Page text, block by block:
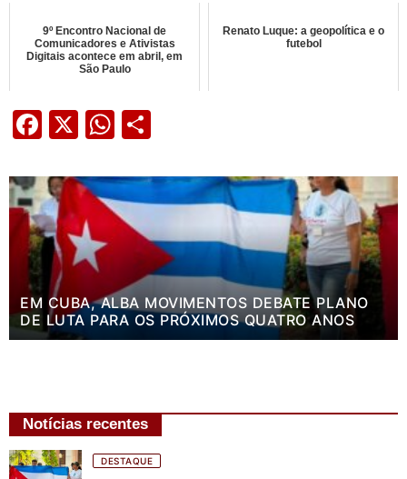
9º Encontro Nacional de
Comunicadores e Ativistas
Digitais acontece em abril, em
São Paulo
Renato Luque: a geopolítica e o
futebol
Facebook
X WhatsApp
EM CUBA, ALBA MOVIMENTOS DEBATE PLANO
DE LUTA PARA OS PRÓXIMOS QUATRO ANOS
Notícias recentes
DESTAQUE